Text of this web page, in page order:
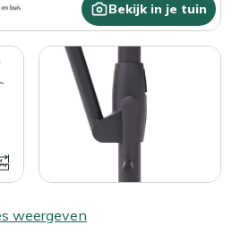
Bekijk in je tuin
weergeven